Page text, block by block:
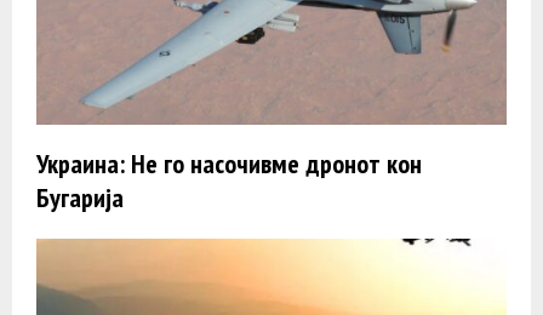
Украина: Не го насочивме дронот кон
Бугарија